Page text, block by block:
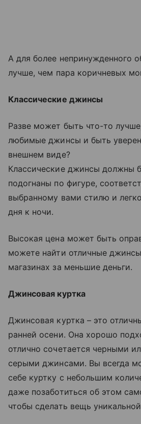
А для более непринужденного
лучше, чем пара коричневых
Классические джинсы
Разве может быть что-то
любимые джинсы и быть
внешнем виде?
Классические джинсы должны
подогнаны по фигуре,
выбранному вами стилю и
дня к ночи.
Высокая цена может быть
можете найти отличные
магазинах за меньшие деньги.
Джинсовая куртка
Джинсовая куртка – это
ранней осени. Она хорошо
отлично сочетается черными
серыми джинсами. Вы всегда
себе куртку с небольшим
даже позаботиться об этом
чтобы сделать вещь